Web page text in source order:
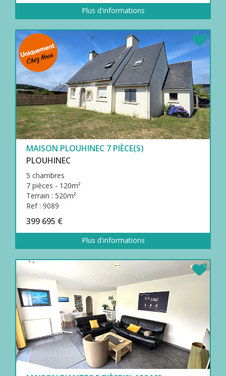
Plus d'informations
MAISON PLOUHINEC 7 PIÈCE(S)
PLOUHINEC
5 chambres
7 pièces - 120m²
Terrain : 520m²
Ref : 9089
399 695 €
Plus d'informations